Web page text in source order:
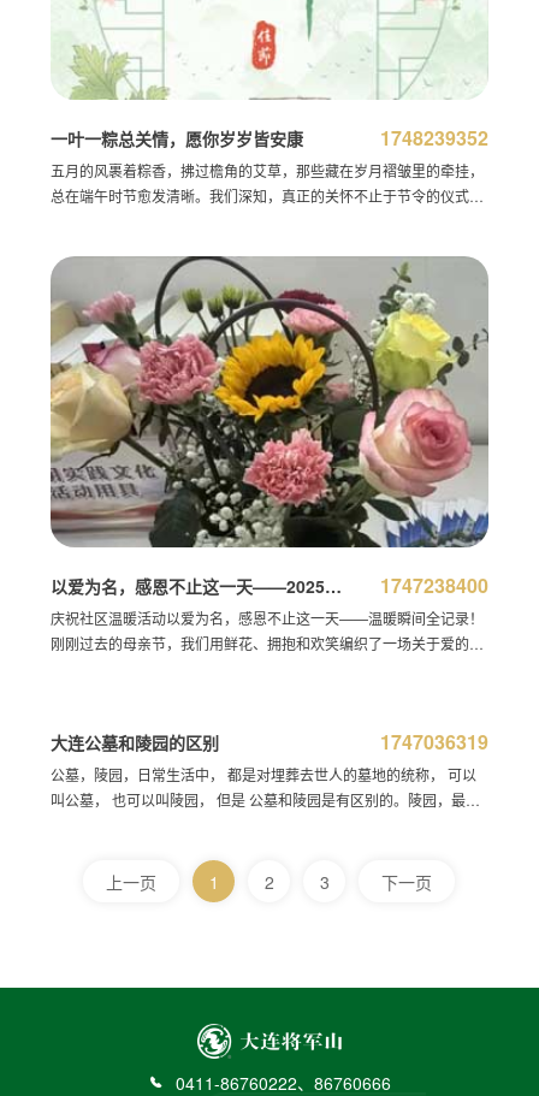
一叶一粽总关情，愿你岁岁皆安康 1748239352
五月的风裹着粽香，拂过檐角的艾草，那些藏在岁月褶皱里的牵挂，
总在端午时节愈发清晰。我们深知，真正的关怀不止于节令的仪式，
以爱为名，感恩不止这一天——2025母
亲节温暖瞬间全记录！
1747238400
庆祝社区温暖活动以爱为名，感恩不止这一天——温暖瞬间全记录！
刚刚过去的母亲节，我们用鲜花、拥抱和欢笑编织了一场关于爱的仪
大连公墓和陵园的区别 1747036319
公墓，陵园，日常生活中， 都是对埋葬去世人的墓地的统称， 可以
叫公墓， 也可以叫陵园， 但是 公墓和陵园是有区别的。陵园，最本
上一页 1 2 3 下一页
0411-86760222、86760666